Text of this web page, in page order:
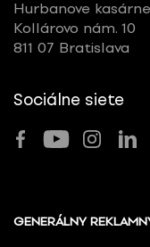
Hurbanove kasárne
Kollárovo nám. 10
811 07 Bratislava
Sociálne siete
GENERÁLNY